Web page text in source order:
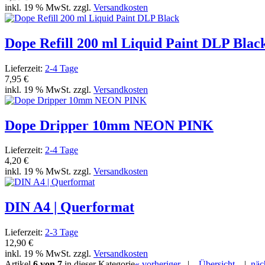
inkl. 19 % MwSt. zzgl. Versandkosten
Dope Refill 200 ml Liquid Paint DLP
Lieferzeit: 2-4 Tage
7,95 €
inkl. 19 % MwSt. zzgl. Versandkosten
Dope Dripper 10mm NEON PINK
Lieferzeit: 2-4 Tage
4,20 €
inkl. 19 % MwSt. zzgl. Versandkosten
DIN A4 | Querformat
Lieferzeit: 2-3 Tage
12,90 €
inkl. 19 % MwSt. zzgl. Versandkosten